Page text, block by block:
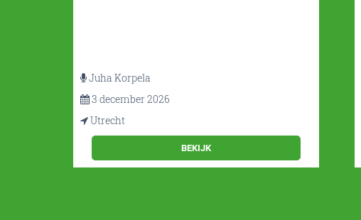
Juha Korpela
3 december 2026
Utrecht
BEKIJK